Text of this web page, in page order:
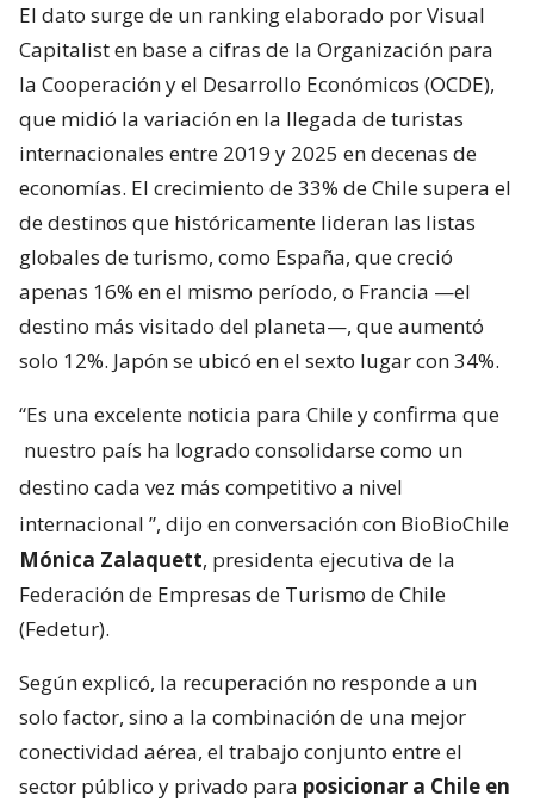
El dato surge de un ranking elaborado por Visual
Capitalist en base a cifras de la Organización para
la Cooperación y el Desarrollo Económicos (OCDE),
que midió la variación en la llegada de turistas
internacionales entre 2019 y 2025 en decenas de
economías. El crecimiento de 33% de Chile supera el
de destinos que históricamente lideran las listas
globales de turismo, como España, que creció
apenas 16% en el mismo período, o Francia —el
destino más visitado del planeta—, que aumentó
solo 12%. Japón se ubicó en el sexto lugar con 34%.
“Es una excelente noticia para Chile y confirma que
nuestro país ha logrado consolidarse como un
destino cada vez más competitivo a nivel
internacional ”, dijo en conversación con BioBioChile
Mónica Zalaquett, presidenta ejecutiva de la
Federación de Empresas de Turismo de Chile
(Fedetur).
Según explicó, la recuperación no responde a un
solo factor, sino a la combinación de una mejor
conectividad aérea, el trabajo conjunto entre el
sector público y privado para posicionar a Chile en